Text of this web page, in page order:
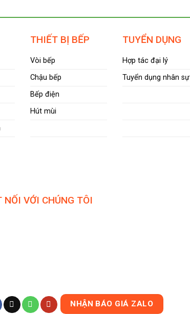
THIẾT BỊ BẾP
Vòi bếp
Chậu bếp
Bếp điện
Hút mùi
TUYỂN DỤNG
Hợp tác đại lý
Tuyển dụng nhân sự
NỐI VỚI CHÚNG TÔI
NHẬN BÁO GIÁ ZALO